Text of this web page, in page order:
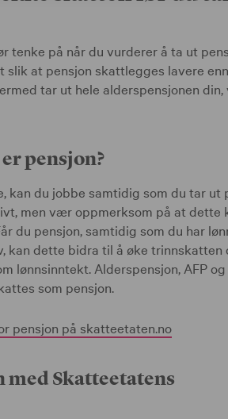
tenke på når du vurderer å ta ut
slik at pensjon skattlegges lavere
tar ut hele alderspensjonen din,
pensjon?
kan du jobbe samtidig som du tar ut
men vær oppmerksom på at dette
du pensjon, samtidig som du har
kan dette bidra til å øke trinnskatten
lønnsinntekt. Alderspensjon, AFP og
som pensjon.
pensjon på skatteetaten.no
med Skatteetatens